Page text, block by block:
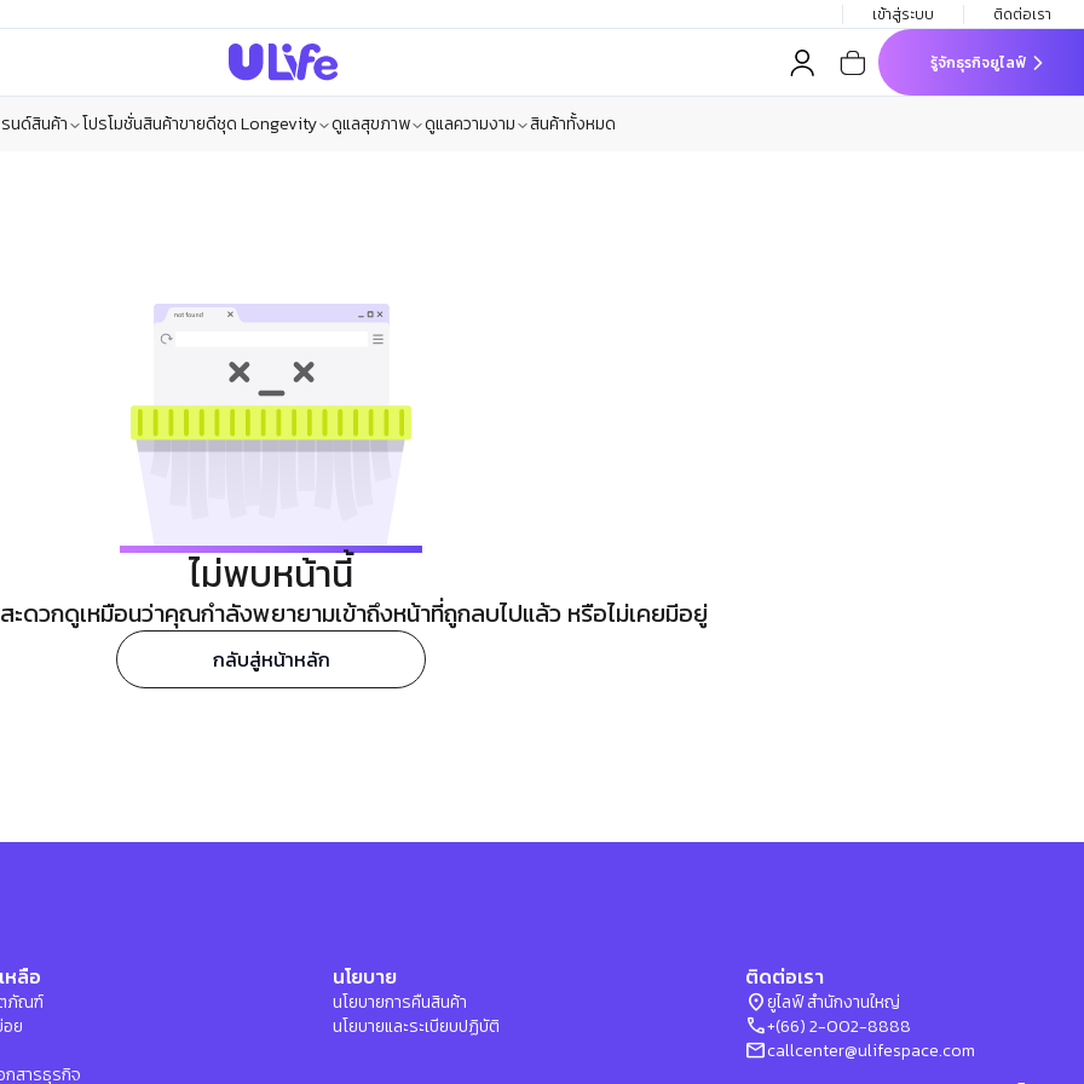
เข้าสู่ระบบ ติดต่อเรา
รู้จักธุรกิจยูไลฟ์
นด์สินค้า โปรโมชั่นสินค้าขายดีชุด Longevity ดูแลสุขภาพ ดูแลความงาม สินค้าทั้งหมด
ไม่พบหน้านี้
ะดวกดูเหมือนว่าคุณกำลังพยายามเข้าถึงหน้าที่ถูกลบไปแล้ว หรือไม่เคยมีอยู่
กลับสู่หน้าหลัก
หลือ
ภัณฑ์
ย
กสารธุรกิจ
นโยบาย
นโยบายการคืนสินค้า
นโยบายและระเบียบปฏิบัติ
ติดต่อเรา
location_onยูไลฟ์ สำนักงานใหญ่
phone+(66) 2-002-8888
mailcallcenter@ulifespace.com